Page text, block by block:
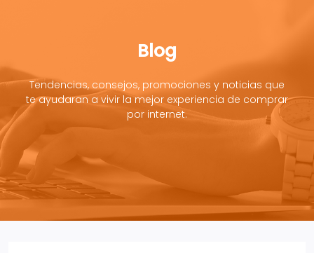
Blog
Tendencias, consejos, promociones y noticias que
te ayudaran a vivir la mejor experiencia de comprar
por internet.